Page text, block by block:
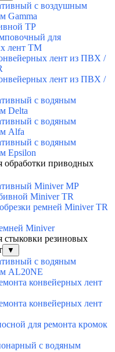
с воздушным
Gamma
TP
для
лент TM
лент из ПВХ /
лент из ПВХ /
с водяным
Delta
с водяным
Alfa
с водяным
Epsilon
обработки приводных
Miniver MP
Miniver TR
ремней Miniver TR
Miniver
стыковки резиновых
▼
с водяным
AL20NE
конвейерных лент
конвейерных лент
для ремонта кромок
с водяным